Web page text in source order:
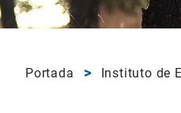
Portada Instituto de